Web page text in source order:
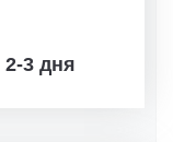
2-3 дня